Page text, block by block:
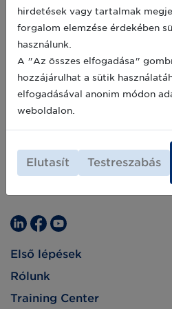
nyelvet a világban beszélt
elképesztően szerteágazó
járjuk körbe az anyanyelv
Első lépések
Rólunk
Training Center
hirdetések vagy tartalmak
forgalom elemzése érdekében
használunk.
A "Az összes elfogadása"
hozzájárulhat a sütik
elfogadásával anonim módon
weboldalon.
Elutasít Testreszabás